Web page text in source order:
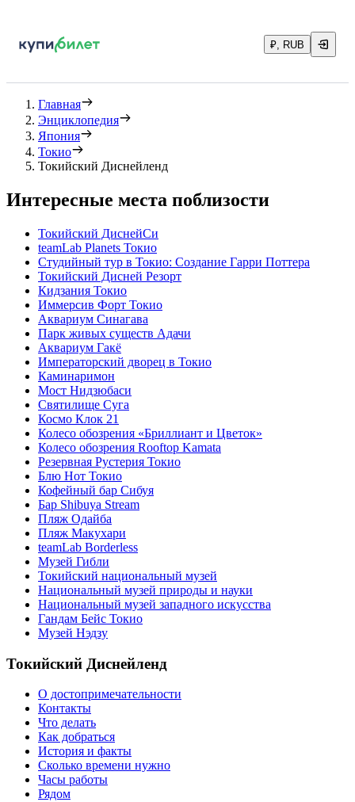
₽, RUB
Главная
Энциклопедия
Япония
Токио
Токийский Диснейленд
Интересные места поблизости
Токийский ДиснейСи
teamLab Planets Токио
Студийный тур в Токио: Создание Гарри Поттера
Токийский Дисней Резорт
Кидзания Токио
Иммерсив Форт Токио
Аквариум Синагава
Парк живых существ Адачи
Аквариум Гакё
Императорский дворец в Токио
Каминаримон
Мост Нидзюбаси
Святилище Суга
Космо Клок 21
Колесо обозрения «Бриллиант и Цветок»
Колесо обозрения Rooftop Kamata
Резервная Рустерия Токио
Блю Нот Токио
Кофейный бар Сибуя
Бар Shibuya Stream
Пляж Одайба
Пляж Макухари
teamLab Borderless
Музей Гибли
Токийский национальный музей
Национальный музей природы и науки
Национальный музей западного искусства
Гандам Бейс Токио
Музей Нэдзу
Токийский Диснейленд
О достопримечательности
Контакты
Что делать
Как добраться
История и факты
Сколько времени нужно
Часы работы
Рядом